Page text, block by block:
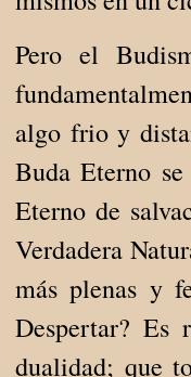
Pero el
algo frio y
Buda Eterno
Eterno de
Verdadera
más plenas y
Despertar? Es
dualidad; que